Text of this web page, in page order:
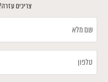
צריכים
מלא
טלפון